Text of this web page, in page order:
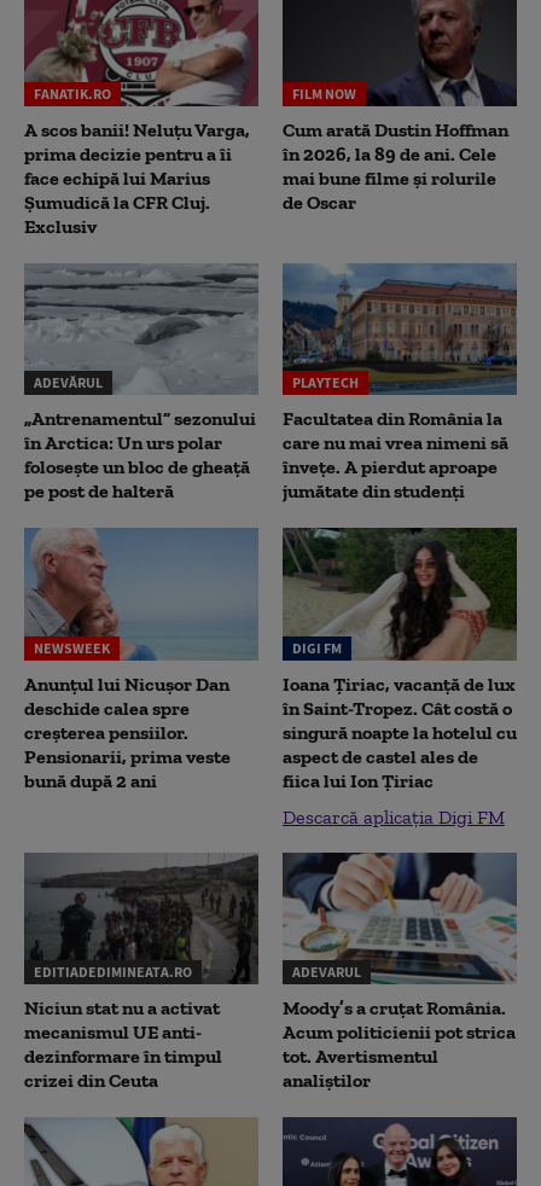
FANATIK.RO
A scos banii! Neluțu Varga,
prima decizie pentru a îi
face echipă lui Marius
Șumudică la CFR Cluj.
Exclusiv
FILM NOW
Cum arată Dustin Hoffman
în 2026, la 89 de ani. Cele
mai bune filme și rolurile
de Oscar
ADEVĂRUL
„Antrenamentul” sezonului
în Arctica: Un urs polar
folosește un bloc de gheață
pe post de halteră
PLAYTECH
Facultatea din România la
care nu mai vrea nimeni să
înveţe. A pierdut aproape
jumătate din studenţi
NEWSWEEK
Anunțul lui Nicușor Dan
deschide calea spre
creșterea pensiilor.
Pensionarii, prima veste
bună după 2 ani
DIGI FM
Ioana Țiriac, vacanță de lux
în Saint-Tropez. Cât costă o
singură noapte la hotelul cu
aspect de castel ales de
fiica lui Ion Țiriac
Descarcă aplicația Digi FM
EDITIADEDIMINEATA.RO
Niciun stat nu a activat
mecanismul UE anti-
dezinformare în timpul
crizei din Ceuta
ADEVARUL
Moody’s a cruțat România.
Acum politicienii pot strica
tot. Avertismentul
analiștilor